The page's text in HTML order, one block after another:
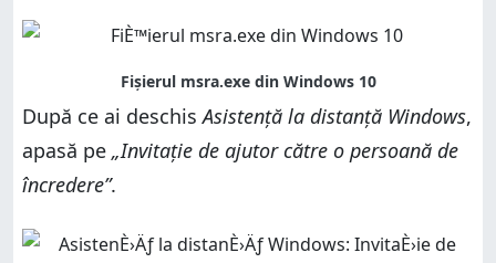
După ce ai deschisAsistență la distanță Windows,
apasă pe „Invitație de ajutor către o persoană de
încredere”.